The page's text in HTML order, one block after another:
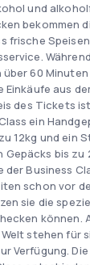
und
bekommen
frische
über 60
Einkäufe aus
des Tickets
ein
12kg und ein
Gepäcks bis zu
der Business
schon vor
sie die
können.
stehen für
Verfügung.